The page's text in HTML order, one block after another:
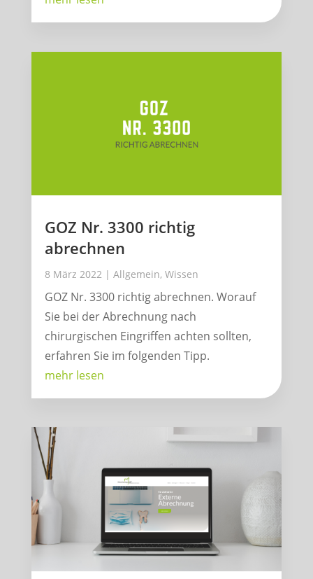
GOZ Nr. 3300 richtig
abrechnen
8 März 2022| Allgemein, Wissen
GOZ Nr. 3300 richtig abrechnen. Worauf
Sie bei der Abrechnung nach
chirurgischen Eingriffen achten sollten,
erfahren Sie im folgenden Tipp.
mehr lesen